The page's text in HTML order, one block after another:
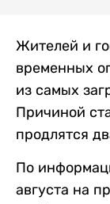
Жителей и
временных
из самых
Причиной
продлятся
По
августа на